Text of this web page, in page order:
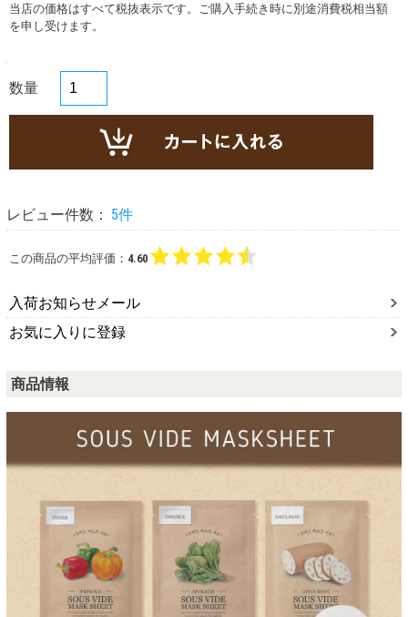
当店の価格はすべて税抜表示です。ご購入手続き時に別途消費税相当額
を申し受けます。
数量
レビュー件数： 5件
この商品の平均評価： 4.60
入荷お知らせメール
お気に入りに登録
商品情報